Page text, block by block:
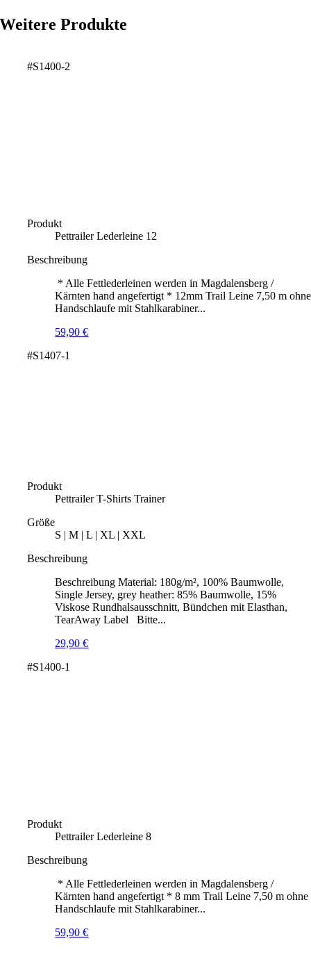
Weitere Produkte
#S1400-2
Produkt
Pettrailer Lederleine 12
Beschreibung
* Alle Fettlederleinen werden in Magdalensberg /
Kärnten hand angefertigt * 12mm Trail Leine 7,50 m ohne
Handschlaufe mit Stahlkarabiner...
59,90€
#S1407-1
Produkt
Pettrailer T-Shirts Trainer
Größe
S | M | L | XL | XXL
Beschreibung
Beschreibung Material: 180g/m², 100% Baumwolle,
Single Jersey, grey heather: 85% Baumwolle, 15%
Viskose Rundhalsausschnitt, Bündchen mit Elasthan,
TearAway Label Bitte...
29,90€
#S1400-1
Produkt
Pettrailer Lederleine 8
Beschreibung
* Alle Fettlederleinen werden in Magdalensberg /
Kärnten hand angefertigt * 8 mm Trail Leine 7,50 m ohne
Handschlaufe mit Stahlkarabiner...
59,90€